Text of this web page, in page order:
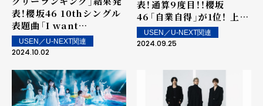
表！櫻坂46 10thシングル
表題曲「I want
tomorrow to come」が
1位！ Number_iの初のフ
20位内に4曲！上位ランク
イン楽曲は街中・店内で配
信！
USEN／U-NEXT関連
2024.10.02
表！通算9度目！！櫻坂
46「自業自得」が1位！ 上位
ランクイン楽曲は街中・店
内で配信！
USEN／U-NEXT関連
2024.09.25